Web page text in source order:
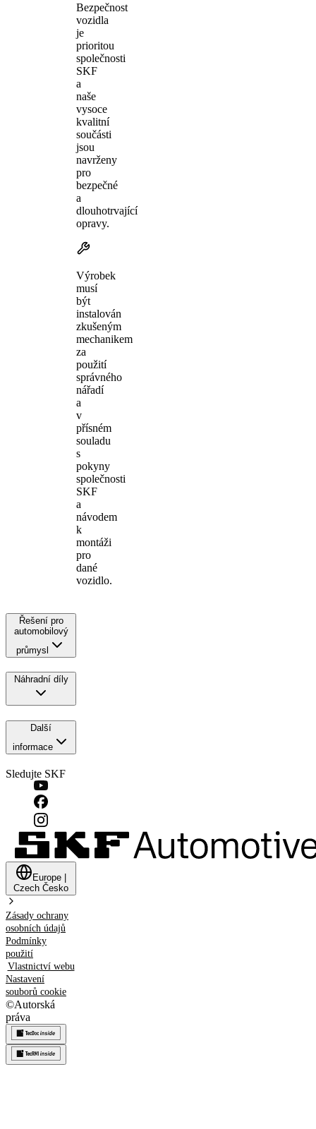
Bezpečnost
vozidla
je
prioritou
společnosti
SKF
a
naše
vysoce
kvalitní
součásti
jsou
navrženy
pro
bezpečné
a
dlouhotrvající
opravy.
Výrobek
musí
být
instalován
zkušeným
mechanikem
za
použití
správného
nářadí
a
v
přísném
souladu
s
pokyny
společnosti
SKF
a
návodem
k
montáži
pro
dané
vozidlo.
Řešení pro
automobilový
průmysl
Náhradní díly
Další
informace
Sledujte SKF
Europe
Czech Česko
Zásady ochrany
osobních údajů
Podmínky
použití
Vlastnictví webu
Nastavení
souborů cookie
©Autorská
práva